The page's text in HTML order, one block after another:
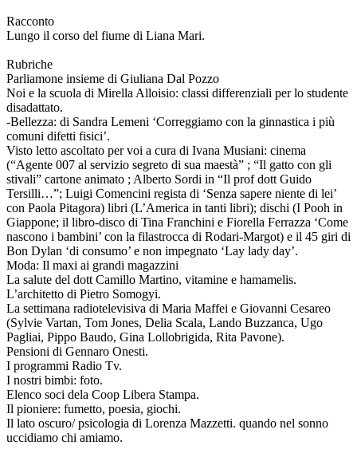
Racconto
Lungo il corso del fiume di Liana Mari.
Rubriche
Parliamone insieme di Giuliana Dal Pozzo
Noi e la scuola di Mirella Alloisio: classi differenziali per lo studente
disadattato.
-Bellezza: di Sandra Lemeni ‘Correggiamo con la ginnastica i più
comuni difetti fisici’.
Visto letto ascoltato per voi a cura di Ivana Musiani: cinema
(“Agente 007 al servizio segreto di sua maestà” ; “Il gatto con gli
stivali” cartone animato ; Alberto Sordi in “Il prof dott Guido
Tersilli…”; Luigi Comencini regista di ‘Senza sapere niente di lei’
con Paola Pitagora) libri (L’America in tanti libri); dischi (I Pooh in
Giappone; il libro-disco di Tina Franchini e Fiorella Ferrazza ‘Come
nascono i bambini’ con la filastrocca di Rodari-Margot) e il 45 giri di
Bon Dylan ‘di consumo’ e non impegnato ‘Lay lady day’.
Moda: Il maxi ai grandi magazzini
La salute del dott Camillo Martino, vitamine e hamamelis.
L’architetto di Pietro Somogyi.
La settimana radiotelevisiva di Maria Maffei e Giovanni Cesareo
(Sylvie Vartan, Tom Jones, Delia Scala, Lando Buzzanca, Ugo
Pagliai, Pippo Baudo, Gina Lollobrigida, Rita Pavone).
Pensioni di Gennaro Onesti.
I programmi Radio Tv.
I nostri bimbi: foto.
Elenco soci dela Coop Libera Stampa.
Il pioniere: fumetto, poesia, giochi.
Il lato oscuro/ psicologia di Lorenza Mazzetti. quando nel sonno
uccidiamo chi amiamo.